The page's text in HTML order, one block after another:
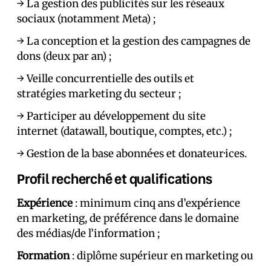
→ La gestion des publicités sur les réseaux
sociaux (notamment Meta) ;
→ La conception et la gestion des campagnes de
dons (deux par an) ;
→ Veille concurrentielle des outils et
stratégies marketing du secteur ;
→ Participer au développement du site
internet (datawall, boutique, comptes, etc.) ;
→ Gestion de la base abonné·es et donateur·ices.
Profil recherché et qualifications
Expérience : minimum cinq ans d’expérience
en marketing, de préférence dans le domaine
des médias/de l’information ;
Formation: diplôme supérieur en marketing ou